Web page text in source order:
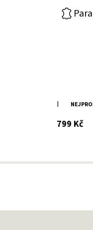
Pánský
799 Kčs